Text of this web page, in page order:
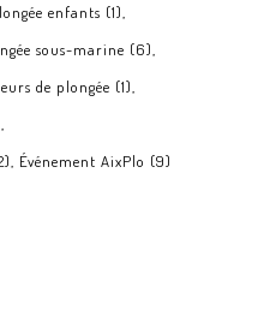
enfants (1)
sous-marine (6)
de plongée (1)
Événement AixPlo (9)